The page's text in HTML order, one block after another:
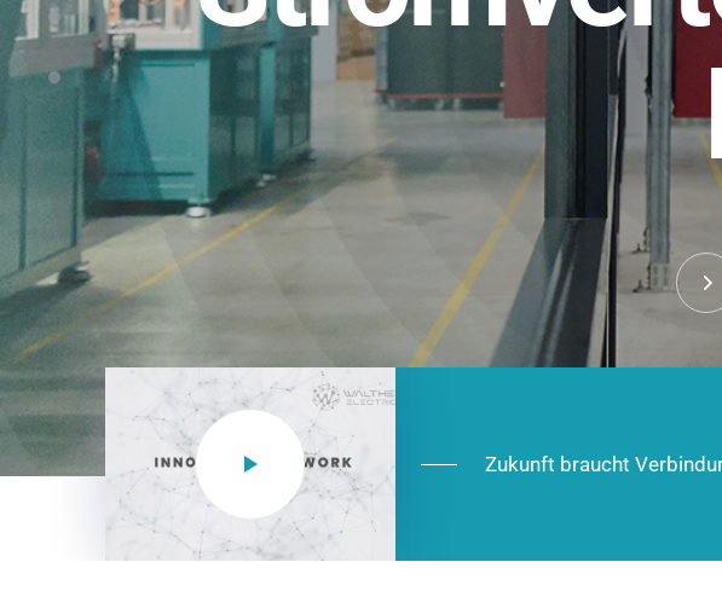
NEO CEE: Energieverteilung mit System. Robust im Alltag,
effizient in der Installation, zukunftsfähig im Ausbau.
Zukunft braucht